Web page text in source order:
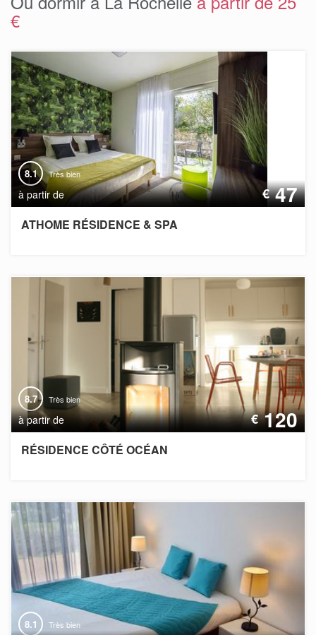
€
8.1 Très bien
à partir de €47
ATHOME RÉSIDENCE & SPA
8.7 Très bien
à partir de €120
RÉSIDENCE CÔTÉ OCÉAN
8.1 Très bien